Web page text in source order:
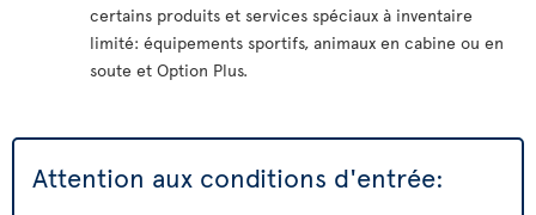
certains produits et services spéciaux à inventaire
limité: équipements sportifs, animaux en cabine ou en
soute et Option Plus.
Attention aux conditions d'entrée: